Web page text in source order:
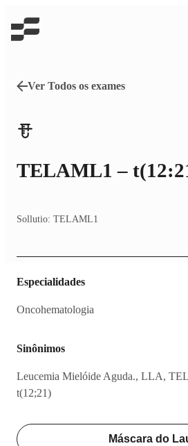
Ver Todos os exames
Sollutio: TELAML1
TELAML1 –
Sinônimos
Leucemia Mielóide Aguda., LLA,
t(12;21)
Especialidades
Oncohematologia
Máscara do